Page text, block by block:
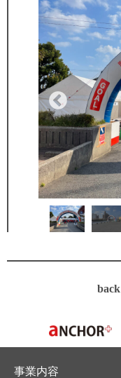
back
事業内容